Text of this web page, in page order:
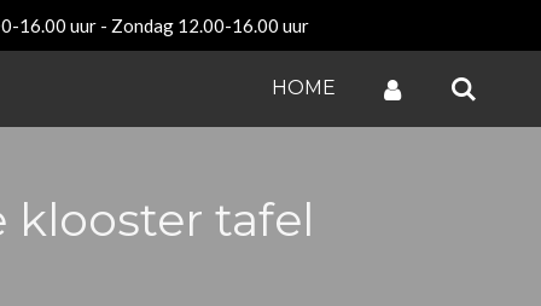
16.00 uur - Zondag 12.00-16.00 uur
HOME
klooster tafel